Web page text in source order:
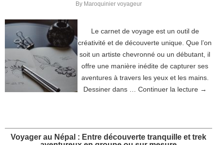
By Maroquinier voyageur
Le carnet de voyage est un outil de
créativité et de découverte unique. Que l’on
soit un artiste chevronné ou un débutant, il
offre une manière inédite de capturer ses
aventures à travers les yeux et les mains.
Dessiner dans … Continuer la lecture →
Voyager au Népal : Entre découverte tranquille et trek